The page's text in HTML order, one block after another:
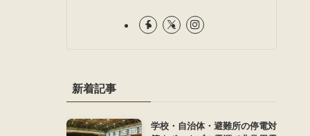
新着記事
学校・自治体・避難所の停電対